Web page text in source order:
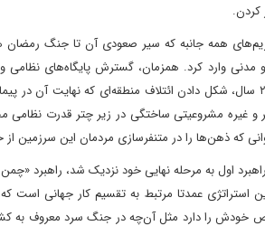
همه جانبه که سیر صعودی آن تا جنگ
مدنی وارد کرد. همزمان، گسترش پایگاه‌های نظامی
بیش از ۲۴ سال، شکل دادن ائتلاف منطقه‌ای که نهایت
غیره مشروعیتی ساختگی در زیر چتر قدرت نظامی
که ذهن‌ها را در متنفرسازی مردمان این سرزمین
اول به مرحله نهایی خود نزدیک شد، راهبرد
استراتژی عمدتا مرتبط به تقسیم کار جهانی است
خودش را دارد مثل آن‌چه در جنگ سرد معروف به